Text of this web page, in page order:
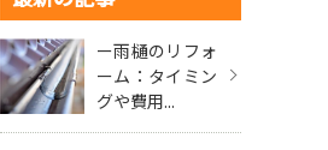
ー雨樋のリフォ
ーム：タイミン
グや費用...